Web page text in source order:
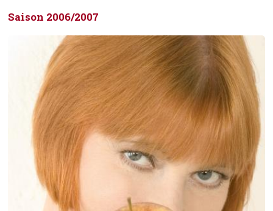
Saison 2006/2007